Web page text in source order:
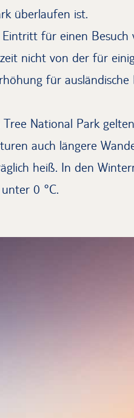
überlaufen ist.
für einen Besuch
nicht von der für
für ausländische
National Park
auch längere
heiß. In den
0 °C.